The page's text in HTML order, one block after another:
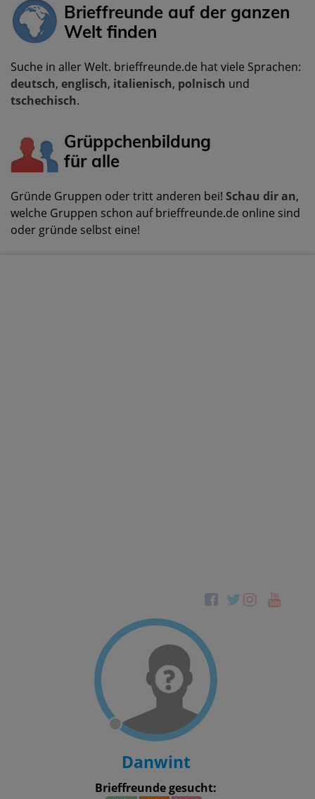
Brieffreunde auf der ganzen
Welt finden
Suche in aller Welt. brieffreunde.de hat viele Sprachen:
deutsch, englisch, italienisch, polnisch und
tschechisch.
Grüppchenbildung
für alle
Gründe Gruppen oder tritt anderen bei! Schau dir an,
welche Gruppen schon auf brieffreunde.de online sind
oder gründe selbst eine!
Danwint
Brieffreunde gesucht: